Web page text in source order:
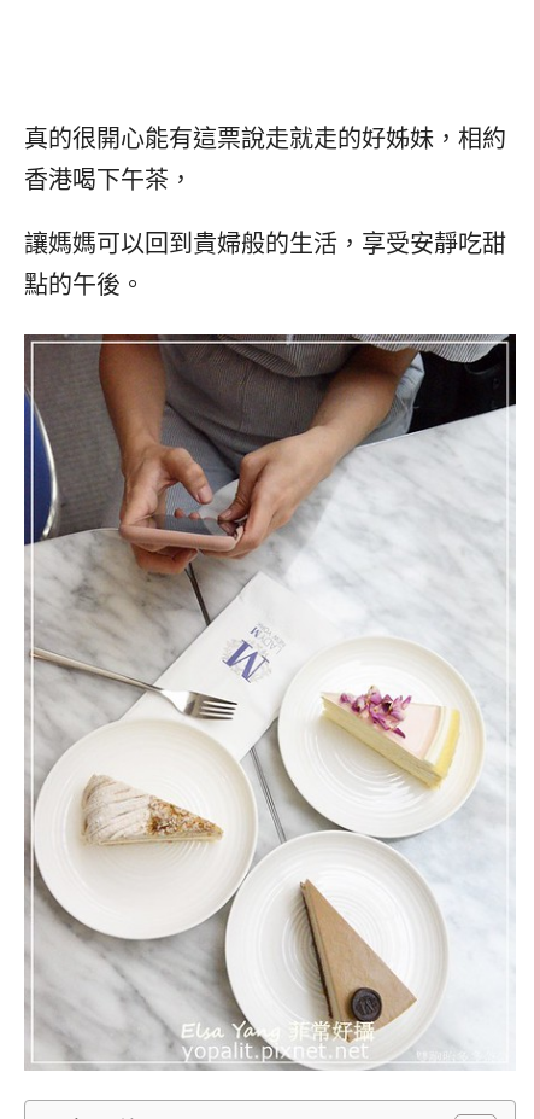
真的很開心能有這票說走就走的好姊妹，相約
香港喝下午茶，
讓媽媽可以回到貴婦般的生活，享受安靜吃甜
點的午後。